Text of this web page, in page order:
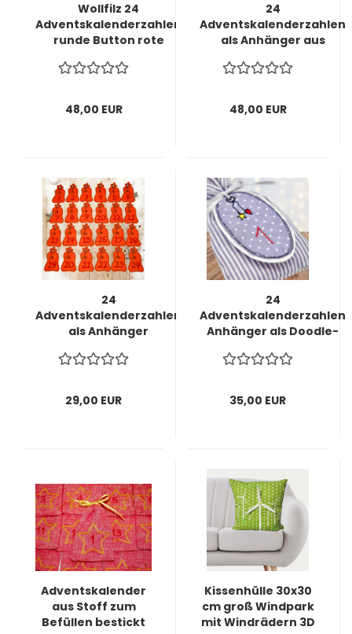
Wollfilz 24
Adventskalenderzahlen
runde Button rote
Wollfilz
48,00 EUR
24
Adventskalenderzahlen
als Anhänger aus
Geschenkesack
48,00 EUR
24
Adventskalenderzahlen
als Anhänger
29,00 EUR
24
Adventskalenderzahlen
Anhänger als Doodle-
35,00 EUR
Adventskalender
aus Stoff zum
Befüllen bestickt
Kissenhülle 30x30
cm groß Windpark
mit Windrädern 3D